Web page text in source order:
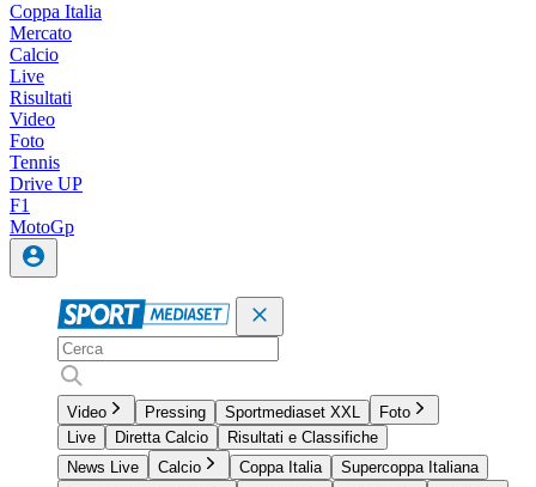
Coppa Italia
Mercato
Calcio
Live
Risultati
Video
Foto
Tennis
Drive UP
F1
MotoGp
Video Pressing Sportmediaset XXL
Foto
Live
Diretta Calcio
Risultati e Classifiche
News Live
Calcio Coppa Italia
Supercoppa Italiana